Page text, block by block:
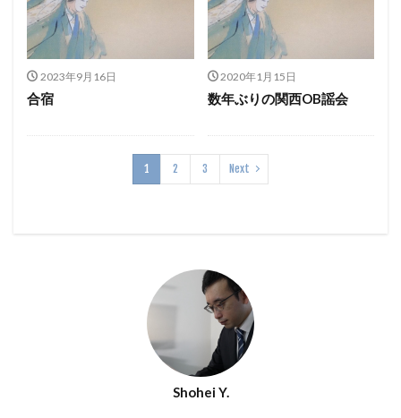
2023年9月16日
合宿
2020年1月15日
数年ぶりの関西OB謡会
1 2 3 Next
Shohei Y.